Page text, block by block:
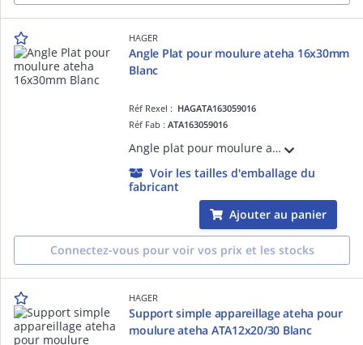
HAGER
Angle Plat pour moulure ateha 16x30mm
Blanc
Réf Rexel : HAGATA163059016
Réf Fab :ATA163059016
Angle plat pour moulure ateha 16x30mm Blanc. Permet la jonction à 90° de deux moulures de même section, de masquer les défauts de coupe et de respecter l'indice de protection.
Voir les tailles d'emballage du
fabricant
Ajouter au panier
Connectez-vous pour voir vos prix et les stocks
HAGER
Support simple appareillage ateha pour
moulure ateha ATA12x20/30 Blanc